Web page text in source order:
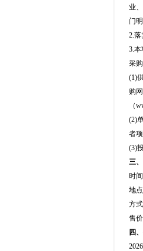
业
门
2.落
3.本
采
(1)
购
（
(2)
者
(3)
三
时间
地点
方式
售价
四